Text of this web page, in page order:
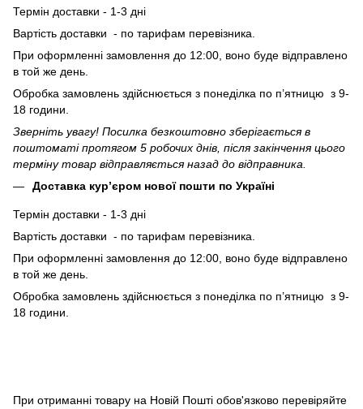
Термін доставки - 1-3 дні
Вартість доставки - по тарифам перевізника.
При оформленні замовлення до 12:00, воно буде відправлено
в той же день.
Обробка замовлень здійснюється з понеділка по п’ятницю з 9-
18 години.
Зверніть увагу! Посилка безкоштовно зберігається в
поштоматі протягом 5 робочих днів, після закінчення цього
терміну товар відправляється назад до відправника.
Доставка кур’єром нової пошти по Україні
Термін доставки - 1-3 дні
Вартість доставки - по тарифам перевізника.
При оформленні замовлення до 12:00, воно буде відправлено
в той же день.
Обробка замовлень здійснюється з понеділка по п’ятницю з 9-
18 години.
При отриманні товару на Новій Пошті обов'язково перевіряйте